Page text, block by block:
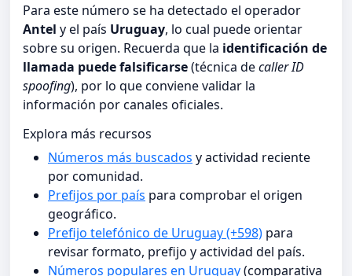
Para este número se ha detectado el operador
Antel y el país Uruguay, lo cual puede orientar
sobre su origen. Recuerda que la identificación de
llamada puede falsificarse(técnica decaller ID
spoofing), por lo que conviene validar la
información por canales oficiales.
Explora más recursos
Números más buscados y actividad reciente
por comunidad.
Prefijos por país para comprobar el origen
geográfico.
Prefijo telefónico de Uruguay (+598) para
revisar formato, prefijo y actividad del país.
Números populares en Uruguay(comparativa